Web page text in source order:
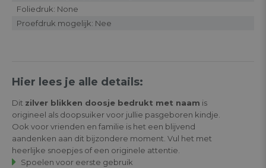
Foliedruk: None
Proefdruk mogelijk: Nee
Hier lees je alle details:
Dit zilver blikken doosje bedrukt met naam is
origineel als doopsuiker voor jullie pasgeboren kindje.
Ook voor vrienden en familie is het een blijvend
aandenken aan dit bijzondere moment. Vul het met
heerlijke snoepjes of een originele attentie.
Spoelen voor eerste gebruik